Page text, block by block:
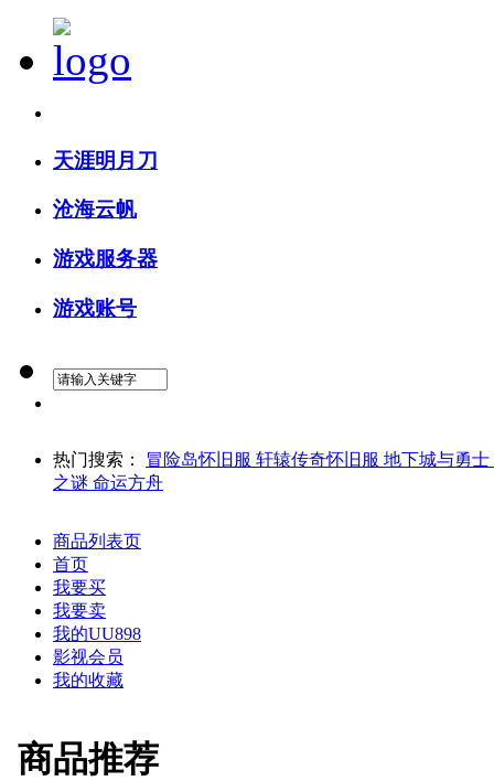
天涯明月刀
沧海云帆
游戏服务器
游戏账号
热门搜索： 冒险岛怀旧服 轩辕传奇怀旧服 地下城与勇士
之谜 命运方舟
商品列表页
首页
我要买
我要卖
我的UU898
影视会员
我的收藏
商品推荐